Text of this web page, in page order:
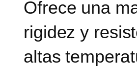
Ofrece una
rigidez y
altas